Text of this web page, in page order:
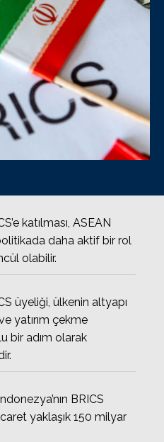
katılması, ASEAN
daha aktif bir rol
olabilir.
üyeliği, ülkenin altyapı
yatırım çekme
bir adım olarak
BRICS
yaklaşık 150 milyar